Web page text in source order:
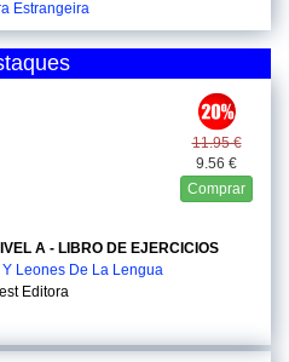
Estrangeira
11.95 €
9.56 €
Comprar
A - LIBRO DE EJERCICIOS
Leones De La Lengua
Editora